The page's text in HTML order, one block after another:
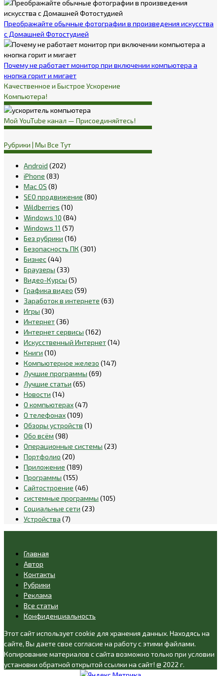
Преображайте обычные фотографии в произведения искусства
с Домашней Фотостудией
Почему не работает монитор при включении компьютера а
кнопка горит и мигает
Качественное и Быстрое Ускорение
Компьютера!
Мой YouTube канал — Присоединяйтесь!
Рубрики | Мы Все Тут
Android (202)
iPhone (83)
Mac OS (8)
SEO продвижение (80)
Wildberries (10)
Windows 10 (84)
Windows 11 (57)
Без рубрики (16)
Безопасность ПК (301)
Бизнес(44)
Браузеры (33)
Видео-Курсы (5)
Графика видео (59)
Заработок в интернете (63)
Игры (30)
Интернет(36)
Интернет сервисы (162)
Искусственный Интернет(14)
Книги (10)
Компьютерное железо (147)
Лучшие программы (69)
Лучшие статьи (65)
Новости (14)
О компьютерах(47)
О телефонах(109)
Обзоры устройств (1)
Обо всём (98)
Операционные системы (23)
Портфолио (20)
Приложение (189)
Программы (155)
Сайтостроение (46)
системные программы (105)
Социальные сети (23)
Устройства (7)
Главная
Автор
Контакты
Рубрики
Реклама
Все статьи
Конфиденциальность
Этот сайт использует cookie для хранения данных. Находясь на
сайте, Вы даете свое согласие на работу с этими файлами.
Копирование материалов с сайта возможно только при условии
установки обратной открытой ссылки на сайт! @ 2022 г.